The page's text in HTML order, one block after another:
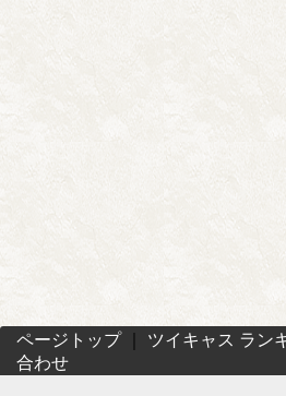
ページトップ｜ ツイキャス ラン
合わせ